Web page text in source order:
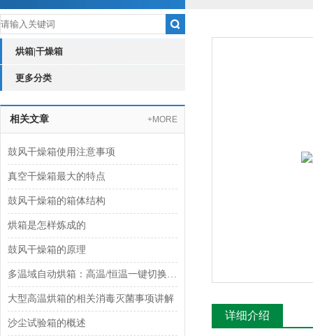
烘箱|干燥箱
更多分类
相关文章 +MORE
鼓风干燥箱使用注意事项
真空干燥箱最大的特点
鼓风干燥箱的箱体结构
烘箱是怎样炼成的
鼓风干燥箱的原理
多温域自动烘箱：高温/恒温一键切换 适配多元场景 守护多种物料
大型高温烘箱的相关消毒灭菌事项讲解
沙尘试验箱的概述
详细介绍